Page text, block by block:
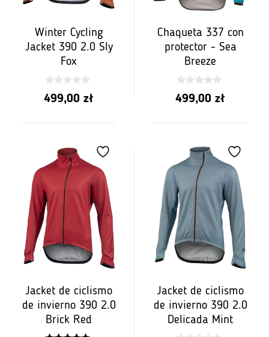
Winter Cycling
Jacket 390 2.0 Sly
Fox
0
z
499,00 zł
Chaqueta 337 con
protector - Sea
Breeze
0
z
499,00 zł
Jacket de ciclismo
de invierno 390 2.0
Brick Red
Jacket de ciclismo
de invierno 390 2.0
Delicada Mint